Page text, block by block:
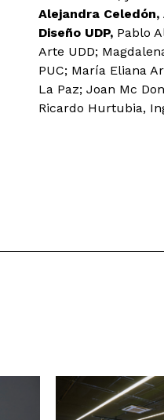
Alejandra
Diseño UDP, Pablo
Arte UDD;
PUC; María Eliana
La Paz; Joan Mc
Ricardo Hurtubia,